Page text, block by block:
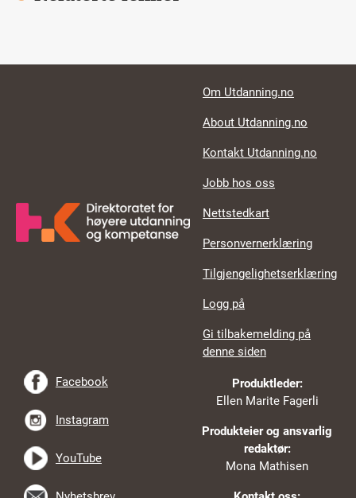
Footer links
Om Utdanning.no
About Utdanning.no
Kontakt Utdanning.no
Jobb hos oss
Nettstedkart
Personvernerklæring
Tilgjengelighetserklæring
Logg på
Gi tilbakemelding på
denne siden
Produktleder:
Ellen Marite Fagerli
Produkteier og ansvarlig
redaktør:
Mona Mathisen
Facebook
Instagram
YouTube